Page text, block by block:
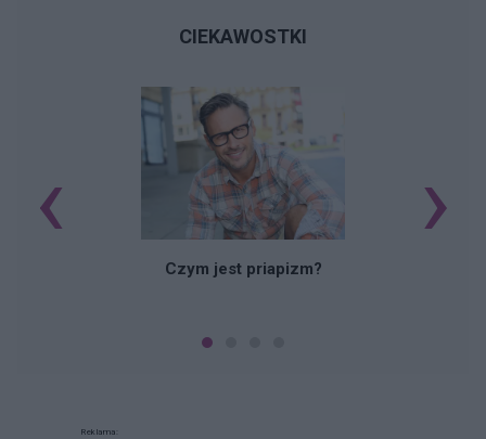
CIEKAWOSTKI
Czym jest priapizm?
‹ ›
Reklama: